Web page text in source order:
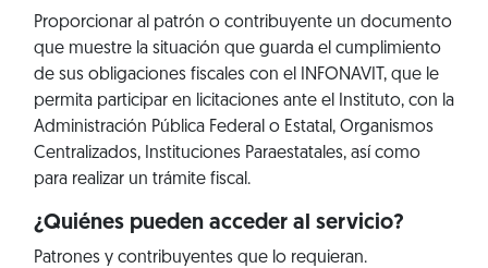
Proporcionar al patrón o contribuyente un documento
que muestre la situación que guarda el cumplimiento
de sus obligaciones fiscales con el INFONAVIT, que le
permita participar en licitaciones ante el Instituto, con la
Administración Pública Federal o Estatal, Organismos
Centralizados, Instituciones Paraestatales, así como
para realizar un trámite fiscal.
¿Quiénes pueden acceder al servicio?
Patrones y contribuyentes que lo requieran.